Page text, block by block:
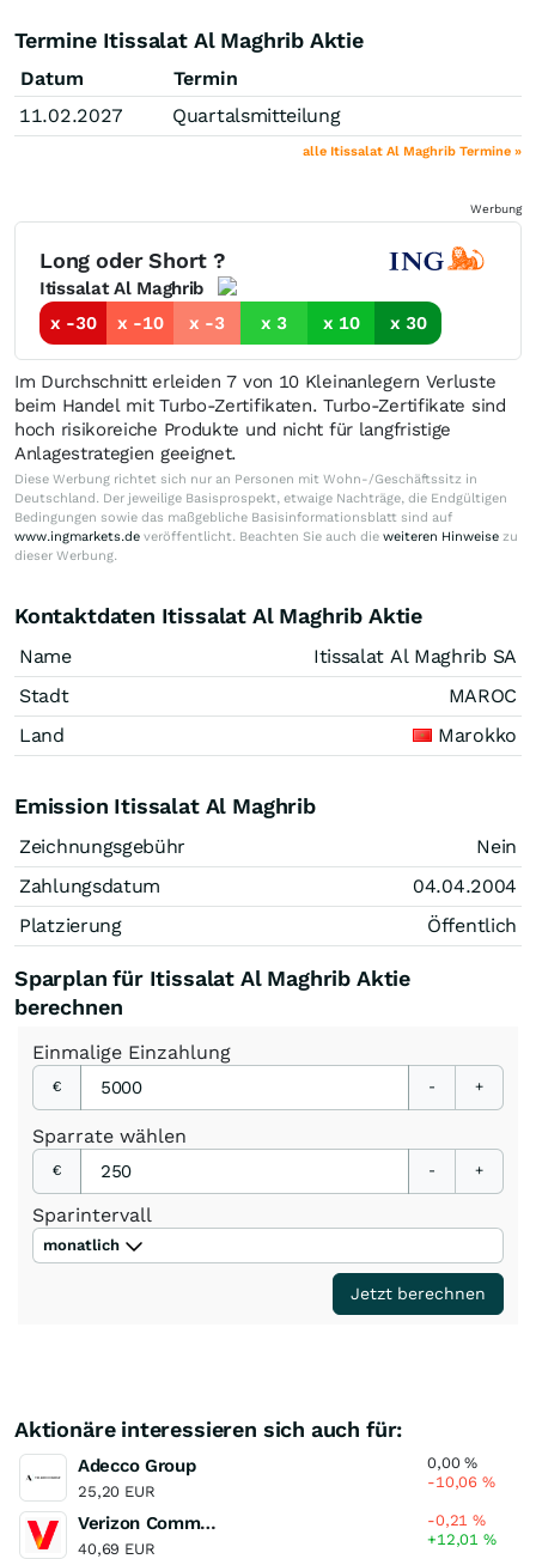
Termine Itissalat Al Maghrib Aktie
Datum
Termin
11.02.2027
Quartalsmitteilung
alle Itissalat Al Maghrib Termine »
Werbung
Long oder Short ?
Itissalat Al Maghrib
x -30
x -10 x -3 x 3 x 10 x 30
Im Durchschnitt erleiden 7 von 10 Kleinanlegern Verluste
beim Handel mit Turbo-Zertifikaten. Turbo-Zertifikate sind
hoch risikoreiche Produkte und nicht für langfristige
Anlagestrategien geeignet.
Diese Werbung richtet sich nur an Personen mit Wohn-/Geschäftssitz in
Deutschland. Der jeweilige Basisprospekt, etwaige Nachträge, die Endgültigen
Bedingungen sowie das maßgebliche Basisinformationsblatt sind auf
www.ingmarkets.de veröffentlicht. Beachten Sie auch die weiteren Hinweise zu
dieser Werbung.
Kontaktdaten Itissalat Al Maghrib Aktie
Name
Itissalat Al Maghrib SA
Stadt
MAROC
Land
Marokko
Emission Itissalat Al Maghrib
Zeichnungsgebühr
Nein
Zahlungsdatum
04.04.2004
Platzierung
Öffentlich
Sparplan für Itissalat Al Maghrib Aktie
berechnen
Einmalige Einzahlung
€ - +
Sparrate wählen
€ - +
Sparintervall
monatlich
Jetzt berechnen
Aktionäre interessieren sich auch für:
Adecco Group
25,20 EUR
0,00%
-10,06%
Verizon Communications
40,69 EUR
-0,21%
+12,01%